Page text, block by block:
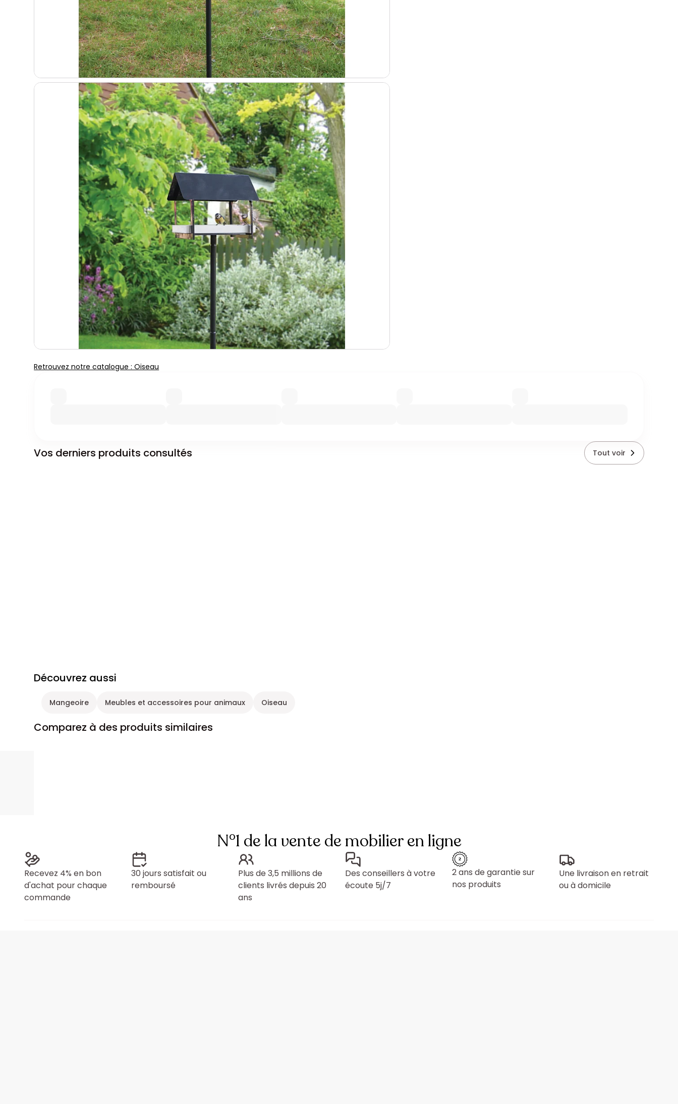
Retrouvez notre catalogue : Oiseau
Vos derniers produits consultés Tout voir
Découvrez aussi
Mangeoire Meubles et accessoires pour animaux Oiseau
Comparez à des produits similaires
N°1 de la vente de mobilier en ligne
Recevez 4% en bon
d'achat pour chaque
commande
30 jours satisfait ou
remboursé
Plus de 3,5 millions de
clients livrés depuis 20
ans
Des conseillers à votre
écoute 5j/7
2 ans de garantie sur
nos produits
Une livraison en retrait
ou à domicile